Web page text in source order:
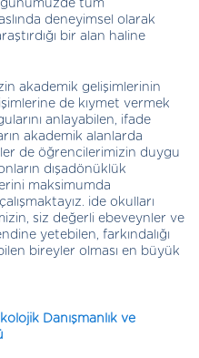
tüm
deneyimsel olarak
bir alan haline
akademik gelişimlerinin
de kıymet vermek
anlayabilen, ifade
akademik alanlarda
de öğrencilerimizin duygu
dışadönüklük
maksimumda
ide okulları
siz değerli ebeveynler ve
yetebilen, farkındalığı
bireyler olması en büyük
Danışmanlık ve